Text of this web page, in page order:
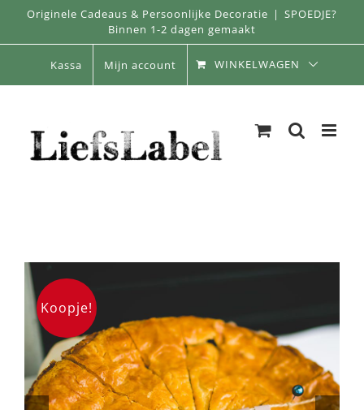
SkipOriginele Cadeaus & Persoonlijke Decoratie | SPOEDJE?
Binnen 1-2 dagen gemaakt
Kassa Mijn account WINKELWAGEN
Koopje!